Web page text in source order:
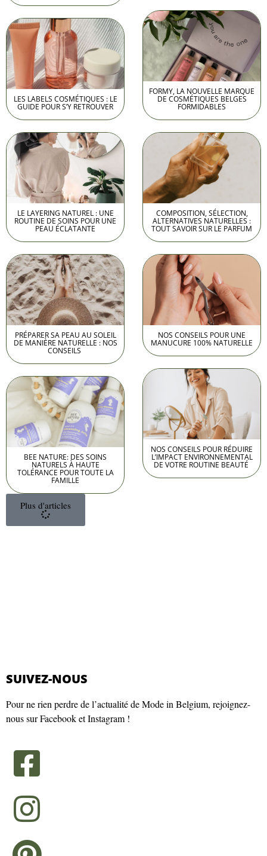
LES LABELS COSMÉTIQUES : LE
GUIDE POUR S’Y RETROUVER
FORMY, LA NOUVELLE MARQUE
DE COSMÉTIQUES BELGES
FORMIDABLES
LE LAYERING NATUREL : UNE
ROUTINE DE SOINS POUR UNE
PEAU ÉCLATANTE
COMPOSITION, SÉLECTION,
ALTERNATIVES NATURELLES :
TOUT SAVOIR SUR LE PARFUM
PRÉPARER SA PEAU AU SOLEIL
DE MANIÈRE NATURELLE : NOS
CONSEILS
NOS CONSEILS POUR UNE
MANUCURE 100% NATURELLE
BEE NATURE: DES SOINS
NATURELS À HAUTE
TOLÉRANCE POUR TOUTE LA
FAMILLE
NOS CONSEILS POUR RÉDUIRE
L’IMPACT ENVIRONNEMENTAL
DE VOTRE ROUTINE BEAUTÉ
Plus d'articles
SUIVEZ-NOUS
Pour ne rien perdre de l’actualité de Mode in Belgium, rejoignez-
nous sur Facebook et Instagram !